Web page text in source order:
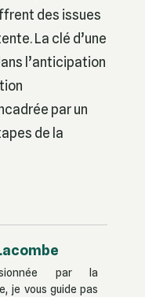
des issues
La clé d’une
l’anticipation
par un
de la
par la
je vous guide pas